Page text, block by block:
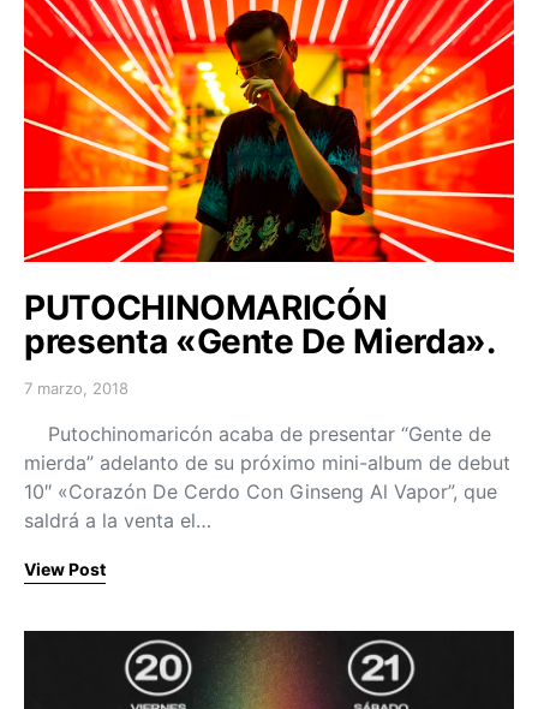
PUTOCHINOMARICÓN
presenta «Gente De Mierda».
Posted on
7 marzo, 2018
Putochinomaricón acaba de presentar “Gente de
mierda” adelanto de su próximo mini-album de debut
10″ «Corazón De Cerdo Con Ginseng Al Vapor”, que
saldrá a la venta el…
View Post